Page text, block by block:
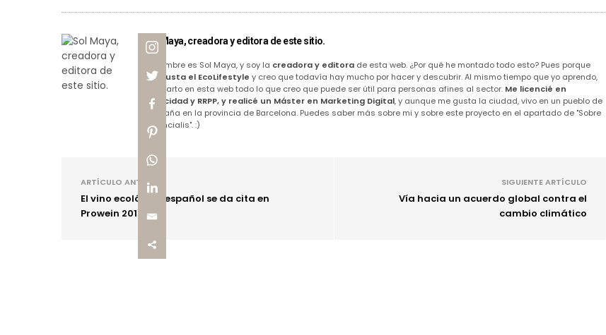
Sol Maya, creadora y editora de este sitio.
Mi nombre es Sol Maya, y soy la creadora y editora de esta web. ¿Por qué he montado todo esto? Pues porque
me gusta el EcoLifestyle y creo que todavía hay mucho por hacer y descubrir. Al mismo tiempo que yo aprendo,
comparto en esta web todo lo que creo que puede ser útil para personas afines al sector. Me licencié en
Publicidad y RRPP, y realicé un Máster en Marketing Digital, y aunque me gusta la ciudad, vivo en un pueblo de
montaña en la provincia de Barcelona. Puedes saber más sobre mi y sobre este proyecto en el apartado de "Sobre
Essencialis". :)
ARTÍCULO ANTERIOR
El vino ecológico español se da cita en
Prowein 2015
SIGUIENTE ARTÍCULO
Vía hacia un acuerdo global contra el
cambio climático